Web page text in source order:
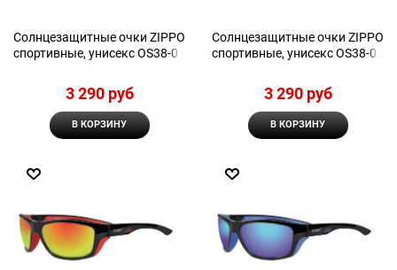
Солнцезащитные очки ZIPPO
спортивные, унисекс OS38-01
3 290 руб
В КОРЗИНУ
Солнцезащитные очки ZIPPO
спортивные, унисекс OS38-02
3 290 руб
В КОРЗИНУ